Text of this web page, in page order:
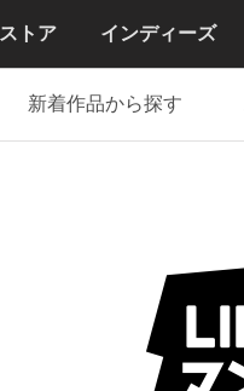
ストア インディーズ
新着作品から探す